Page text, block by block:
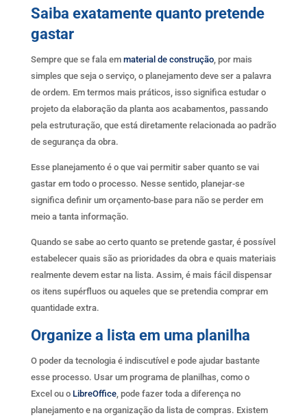
Saiba exatamente quanto pretende
gastar
Sempre que se fala em material de construção, por mais
simples que seja o serviço, o planejamento deve ser a palavra
de ordem. Em termos mais práticos, isso significa estudar o
projeto da elaboração da planta aos acabamentos, passando
pela estruturação, que está diretamente relacionada ao padrão
de segurança da obra.
Esse planejamento é o que vai permitir saber quanto se vai
gastar em todo o processo. Nesse sentido, planejar-se
significa definir um orçamento-base para não se perder em
meio a tanta informação.
Quando se sabe ao certo quanto se pretende gastar, é possível
estabelecer quais são as prioridades da obra e quais materiais
realmente devem estar na lista. Assim, é mais fácil dispensar
os itens supérfluos ou aqueles que se pretendia comprar em
quantidade extra.
Organize a lista em uma planilha
O poder da tecnologia é indiscutível e pode ajudar bastante
esse processo. Usar um programa de planilhas, como o
Excel ou o LibreOffice, pode fazer toda a diferença no
planejamento e na organização da lista de compras. Existem